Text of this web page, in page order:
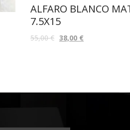
ALFARO BLANCO
7.5X15
55,00€ 38,00 €